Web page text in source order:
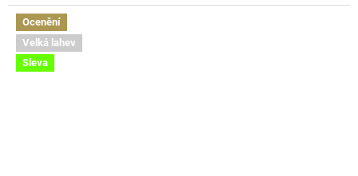
Ocenění
Velká lahev
Sleva